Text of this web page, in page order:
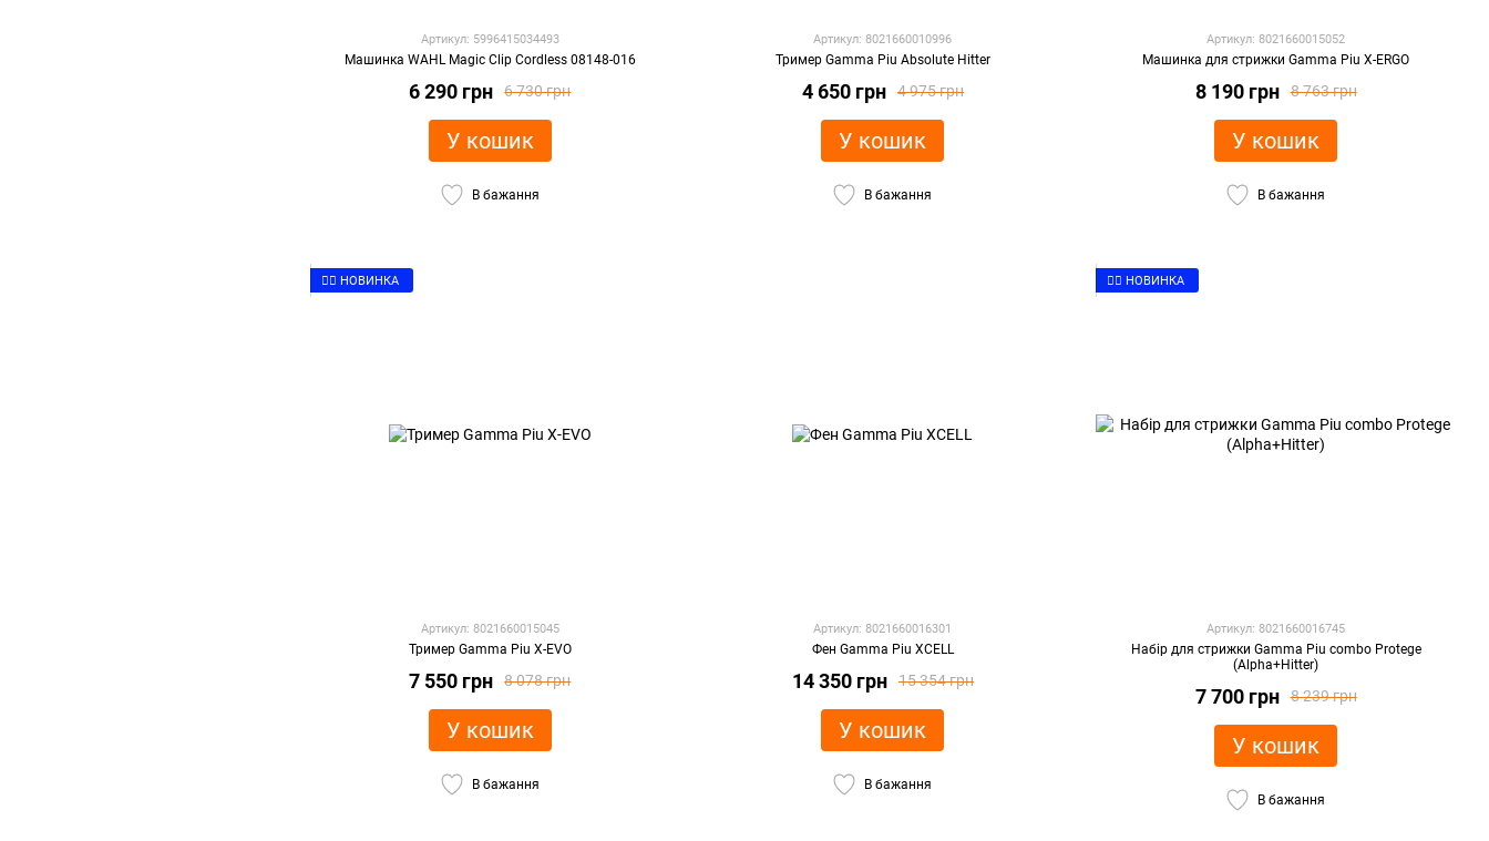
Артикул: 5996415034493
Машинка WAHL Magic Clip Cordless 08148-016
6 730 грн
6 290 грн
У кошик
В бажання
Артикул: 8021660010996
Тример Gamma Piu Absolute Hitter
4 975 грн
4 650 грн
У кошик
В бажання
Артикул: 8021660015052
Машинка для стрижки Gamma Piu X-ERGO
8 763 грн
8 190 грн
У кошик
В бажання
👉🏻 НОВИНКА
Артикул: 8021660015045
Тример Gamma Piu X-EVO
8 078 грн
7 550 грн
У кошик
В бажання
Артикул: 8021660016301
Фен Gamma Piu XCELL
15 354 грн
14 350 грн
У кошик
В бажання
👉🏻 НОВИНКА
Артикул: 8021660016745
Набір для стрижки Gamma Piu combo Protege
(Alpha+Hitter)
8 239 грн
7 700 грн
У кошик
В бажання